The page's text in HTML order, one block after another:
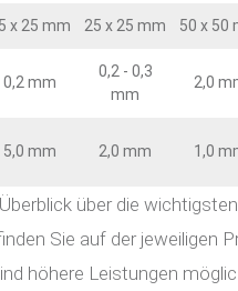
x 25 mm 25 x 25 mm 50 x 50
0,2 mm
0,2 - 0,3
mm
2,0
5,0 mm 2,0 mm 1,0
über die
Sie auf der jeweiligen
höhere Leistungen